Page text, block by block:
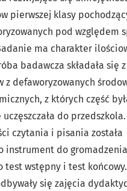
pierwszej klasy
pod względem
ma charakter
badawcza składała się z
z defaworyzowanych
z których część
do
czytania i pisania została
instrument do
test wstępny i test
się zajęcia